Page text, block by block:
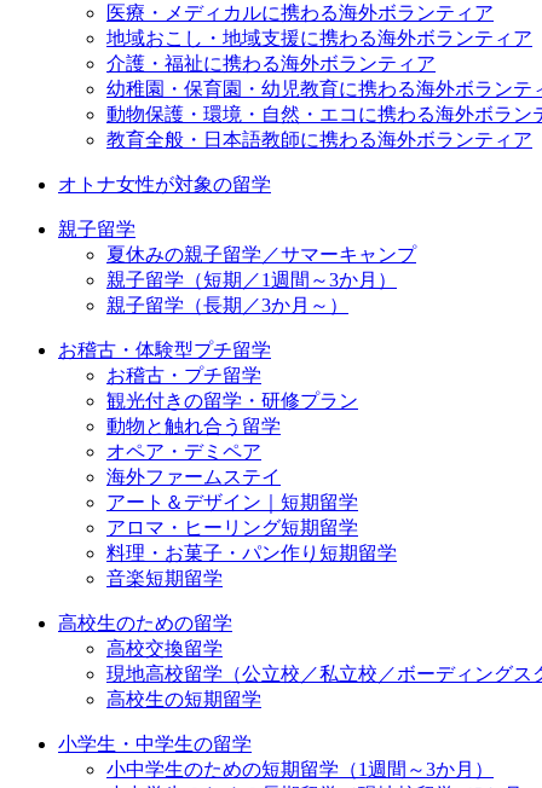
医療・メディカルに携わる海外ボランティア
地域おこし・地域支援に携わる海外ボランティア
介護・福祉に携わる海外ボランティア
幼稚園・保育園・幼児教育に携わる海外ボランテ
動物保護・環境・自然・エコに携わる海外ボラン
教育全般・日本語教師に携わる海外ボランティア
オトナ女性が対象の留学
親子留学
夏休みの親子留学／サマーキャンプ
親子留学（短期／1週間～3か月）
親子留学（長期／3か月～）
お稽古・体験型プチ留学
お稽古・プチ留学
観光付きの留学・研修プラン
動物と触れ合う留学
オペア・デミペア
海外ファームステイ
アート＆デザイン｜短期留学
アロマ・ヒーリング短期留学
料理・お菓子・パン作り短期留学
音楽短期留学
高校生のための留学
高校交換留学
現地高校留学（公立校／私立校／ボーディングス
高校生の短期留学
小学生・中学生の留学
小中学生のための短期留学（1週間～3か月）